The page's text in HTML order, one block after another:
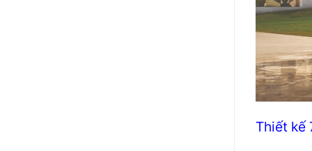
Thiết kế